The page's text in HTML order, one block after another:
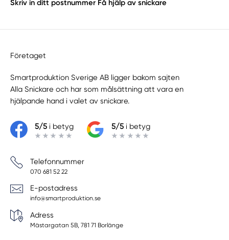
Skriv in ditt postnummer Få hjälp av snickare
Företaget
Smartproduktion Sverige AB ligger bakom sajten
Alla Snickare och har som målsättning att vara en
hjälpande hand i valet av snickare.
5/5i betyg 5/5i betyg
Telefonnummer
070 681 52 22
E-postadress
info@smartproduktion.se
Adress
Mästargatan 5B, 781 71 Borlänge